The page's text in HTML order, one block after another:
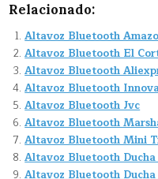
Relacionado:
Altavoz Bluetooth
Altavoz Bluetooth El
Altavoz Bluetooth
Altavoz Bluetooth
Altavoz Bluetooth Jvc
Altavoz Bluetooth
Altavoz Bluetooth Mini
Altavoz Bluetooth
Altavoz Bluetooth